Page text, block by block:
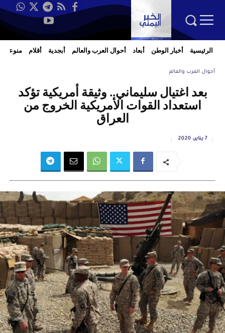
الرئيسية أخبار الوطن أبعاد أحوال العرب والعالم أبجدية أقلام منوعات
أحوال العرب والعالم
بعد اغتيال سليماني.. وثيقة أمريكية تؤكد
استعداد القوات الأمريكية الخروج من
العراق
7 يناير، 2020